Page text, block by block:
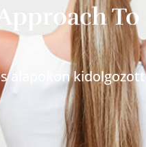
To
alapokon kidolgozott